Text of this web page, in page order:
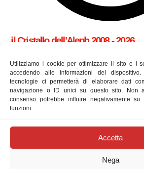
Utilizziamo i cookie per ottimizzare il sito e i
accedendo alle informazioni del
tecnologie ci permetterà di elaborare dati
navigazione o ID unici su questo sito. Non
consenso potrebbe influire negativamente su
funzioni.
Accetta
Nega
il Cristallo dell'Aleph 2008 - 2026
cookie policy (UE)
Utilizziamo i cookie per essere sicuri
migliore esperienza sul nostro sito. Se